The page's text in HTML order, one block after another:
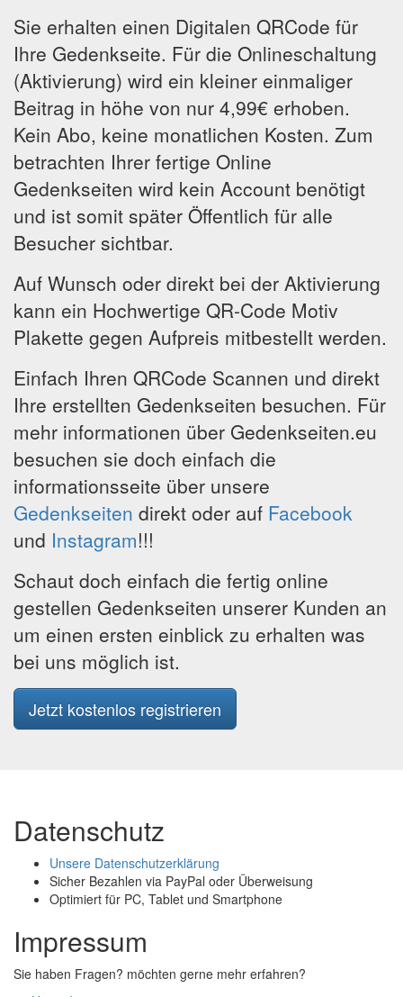
Sie erhalten einen Digitalen QRCode für
Ihre Gedenkseite. Für die Onlineschaltung
(Aktivierung) wird ein kleiner einmaliger
Beitrag in höhe von nur 4,99€ erhoben.
Kein Abo, keine monatlichen Kosten. Zum
betrachten Ihrer fertige Online
Gedenkseiten wird kein Account benötigt
und ist somit später Öffentlich für alle
Besucher sichtbar.
Auf Wunsch oder direkt bei der Aktivierung
kann ein Hochwertige QR-Code Motiv
Plakette gegen Aufpreis mitbestellt werden.
Einfach Ihren QRCode Scannen und direkt
Ihre erstellten Gedenkseiten besuchen. Für
mehr informationen über Gedenkseiten.eu
besuchen sie doch einfach die
informationsseite über unsere
Gedenkseiten direkt oder auf Facebook
und Instagram!!!
Schaut doch einfach die fertig online
gestellen Gedenkseiten unserer Kunden an
um einen ersten einblick zu erhalten was
bei uns möglich ist.
Jetzt kostenlos registrieren
Datenschutz
Unsere Datenschutzerklärung
Sicher Bezahlen via PayPal oder Überweisung
Optimiert für PC, Tablet und Smartphone
Impressum
Sie haben Fragen? möchten gerne mehr erfahren?